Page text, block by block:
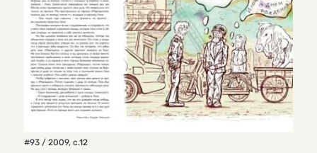
#93 / 2009, с.12